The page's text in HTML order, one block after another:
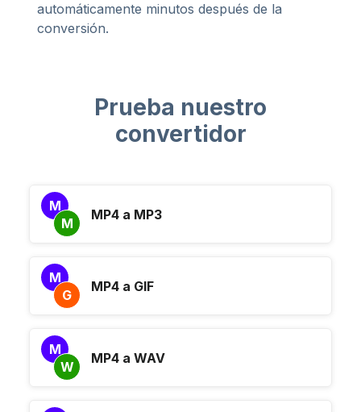
automáticamente minutos después de la
conversión.
Prueba nuestro
convertidor
M
M
MP4 a MP3
M
G
MP4 a GIF
M
W
MP4 a WAV